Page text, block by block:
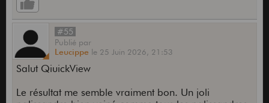
#55
Publié par
Leucippe le 25 Juin 2026, 21:53
Salut QiuickView
Le résultat me semble vraiment bon. Un joli